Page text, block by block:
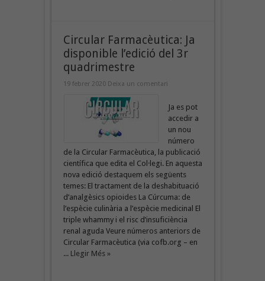
Circular Farmacèutica: Ja
disponible l’edició del 3r
quadrimestre
19 febrer 2020 Deixa un comentari
Ja es pot
accedir a
un nou
número
de la Circular Farmacèutica, la publicació
científica que edita el Col·legi. En aquesta
nova edició destaquem els següents
temes: El tractament de la deshabituació
d’analgèsics opioides La Cúrcuma: de
l’espècie culinària a l’espècie medicinal El
triple whammy i el risc d’insuficiència
renal aguda Veure números anteriors de
Circular Farmacèutica (via cofb.org – en
... Llegir Més »